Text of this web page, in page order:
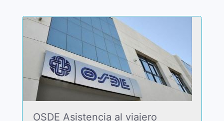
OSDE Asistencia al viajero